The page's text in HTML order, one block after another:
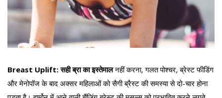
Breast Uplift: सही ब्रा का इस्तेमालनहीं करना, गलत पोश्चर, ब्रेस्ट फीडिंग
और मेनोपॉज के बाद अक्सर महिलाओं को सैगी ब्रैस्ट की समस्या से दो-चार होना